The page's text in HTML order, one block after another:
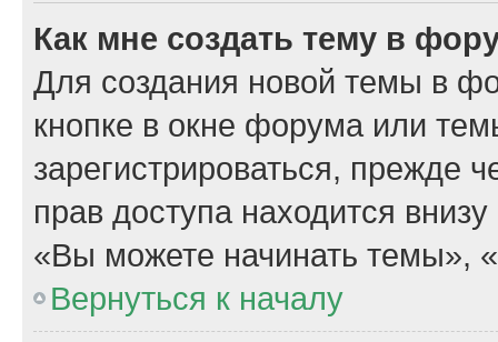
Как мне создать тему в
Для создания новой темы в
кнопке в окне форума или
зарегистрироваться, прежде
прав доступа находится
«Вы можете начинать темы»,
Вернуться к началу